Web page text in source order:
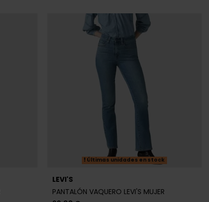
Últimas unidades en stock
LEVI'S
PANTALÓN VAQUERO LEVI'S MUJER